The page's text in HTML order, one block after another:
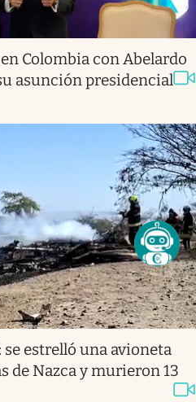
Colombia con Abelardo
asunción presidencial
se estrelló una avioneta
de Nazca y murieron 13